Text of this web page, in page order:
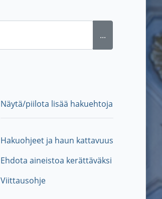
...
Näytä/piilota lisää hakuehtoja
Hakuohjeet ja haun kattavuus
Ehdota aineistoa kerättäväksi
Viittausohje